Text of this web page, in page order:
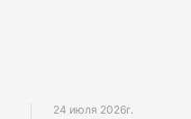
24 июля 2026г.